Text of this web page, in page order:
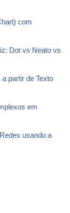
com
Dot vs Neato vs
partir de Texto
em
usando a